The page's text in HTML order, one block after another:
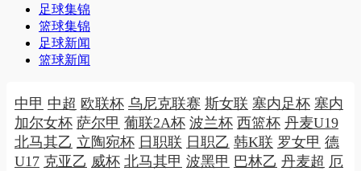
足球集锦
篮球集锦
足球新闻
篮球新闻
中甲 中超 欧联杯 乌尼克联赛 斯女联 塞内足杯 塞内
加尔女杯 萨尔甲 葡联2A杯 波兰杯 西篮杯 丹麦U19
北马其乙 立陶宛杯 日职联 日职乙 韩K联 罗女甲 德
U17 克亚乙 威杯 北马其甲 波黑甲 巴林乙 丹麦超 厄